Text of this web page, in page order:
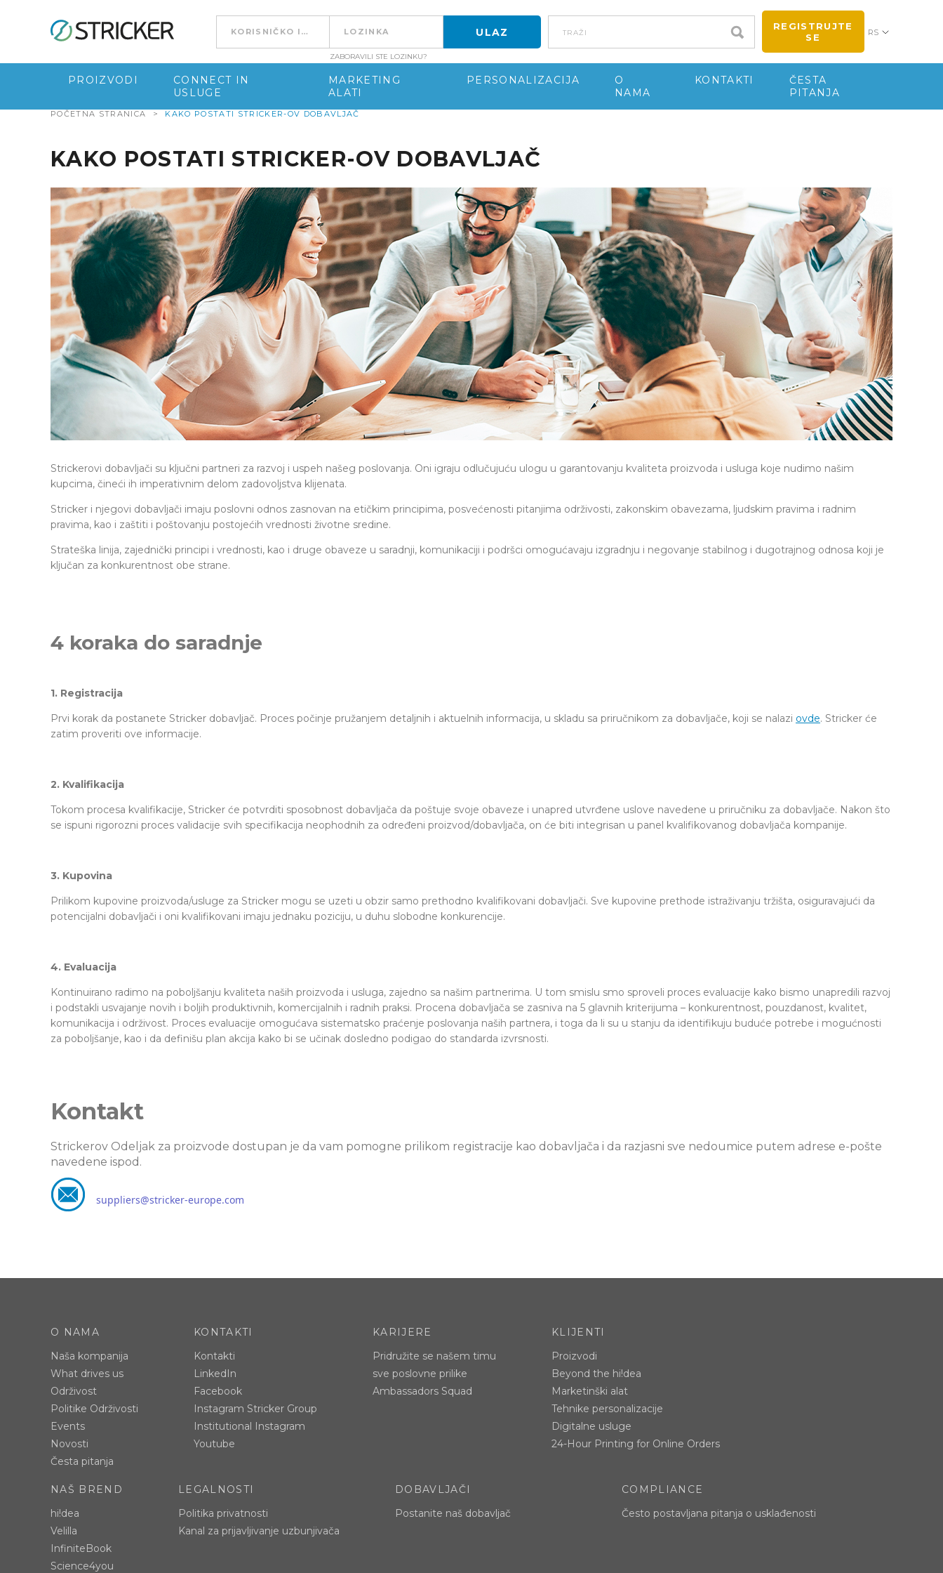
Go to content
ZABORAVILI STE LOZINKU?
Traži
REGISTRUJTE
SE
RS
PROIZVODI
CONNECT IN
USLUGE
MARKETING
ALATI
PERSONALIZACIJA
O
NAMA
KONTAKTI
ČESTA
PITANJA
POČETNA STRANICA > KAKO POSTATI STRICKER-OV DOBAVLJAČ
KAKO POSTATI STRICKER-OV DOBAVLJAČ
Strickerovi dobavljači su ključni partneri za razvoj i uspeh našeg poslovanja. Oni igraju odlučujuću ulogu u garantovanju kvaliteta proizvoda i usluga koje nudimo našim
kupcima, čineći ih imperativnim delom zadovoljstva klijenata.
Stricker i njegovi dobavljači imaju poslovni odnos zasnovan na etičkim principima, posvećenosti pitanjima održivosti, zakonskim obavezama, ljudskim pravima i radnim
pravima, kao i zaštiti i poštovanju postojećih vrednosti životne sredine.
Strateška linija, zajednički principi i vrednosti, kao i druge obaveze u saradnji, komunikaciji i podršci omogućavaju izgradnju i negovanje stabilnog i dugotrajnog odnosa koji je
ključan za konkurentnost obe strane.
4 koraka do saradnje
1. Registracija
Prvi korak da postanete Stricker dobavljač. Proces počinje pružanjem detaljnih i aktuelnih informacija, u skladu sa priručnikom za dobavljače, koji se nalazi ovde. Stricker će
zatim proveriti ove informacije.
2. Kvalifikacija
Tokom procesa kvalifikacije, Stricker će potvrditi sposobnost dobavljača da poštuje svoje obaveze i unapred utvrđene uslove navedene u priručniku za dobavljače. Nakon što
se ispuni rigorozni proces validacije svih specifikacija neophodnih za određeni proizvod/dobavljača, on će biti integrisan u panel kvalifikovanog dobavljača kompanije.
3. Kupovina
Prilikom kupovine proizvoda/usluge za Stricker mogu se uzeti u obzir samo prethodno kvalifikovani dobavljači. Sve kupovine prethode istraživanju tržišta, osiguravajući da
potencijalni dobavljači i oni kvalifikovani imaju jednaku poziciju, u duhu slobodne konkurencije.
4. Evaluacija
Kontinuirano radimo na poboljšanju kvaliteta naših proizvoda i usluga, zajedno sa našim partnerima. U tom smislu smo sproveli proces evaluacije kako bismo unapredili razvoj
i podstakli usvajanje novih i boljih produktivnih, komercijalnih i radnih praksi. Procena dobavljača se zasniva na 5 glavnih kriterijuma – konkurentnost, pouzdanost, kvalitet,
komunikacija i održivost. Proces evaluacije omogućava sistematsko praćenje poslovanja naših partnera, i toga da li su u stanju da identifikuju buduće potrebe i mogućnosti
za poboljšanje, kao i da definišu plan akcija kako bi se učinak dosledno podigao do standarda izvrsnosti.
Kontakt
Strickerov Odeljak za proizvode dostupan je da vam pomogne prilikom registracije kao dobavljača i da razjasni sve nedoumice putem adrese e-pošte
navedene ispod.
suppliers@stricker-europe.com
O NAMA
Naša kompanija
What drives us
Održivost
Politike Održivosti
Events
Novosti
Česta pitanja
KONTAKTI
Kontakti
LinkedIn
Facebook
Instagram Stricker Group
Institutional Instagram
Youtube
KARIJERE
Pridružite se našem timu
sve poslovne prilike
Ambassadors Squad
KLIJENTI
Proizvodi
Beyond the hi!dea
Marketinški alat
Tehnike personalizacije
Digitalne usluge
24-Hour Printing for Online Orders
NAŠ BREND
hi!dea
Velilla
InfiniteBook
Science4you
LEGALNOSTI
Politika privatnosti
Kanal za prijavljivanje uzbunjivača
DOBAVLJAČI
Postanite naš dobavljač
COMPLIANCE
Često postavljana pitanja o usklađenosti